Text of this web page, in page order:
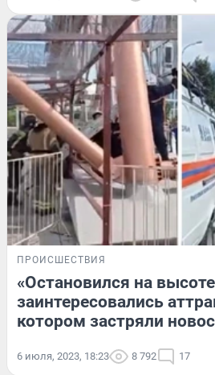
ПРОИСШЕСТВИЯ
«Остановился на
заинтересовались
котором застряли
6 июля, 2023, 18:23 8 792 17